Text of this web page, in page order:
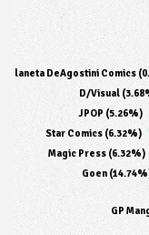
GP
Goen
Magic Press (6.32%)
Star Comics (6.32%)
JPOP (5.26%)
D/Visual
Planeta DeAgostini Comics